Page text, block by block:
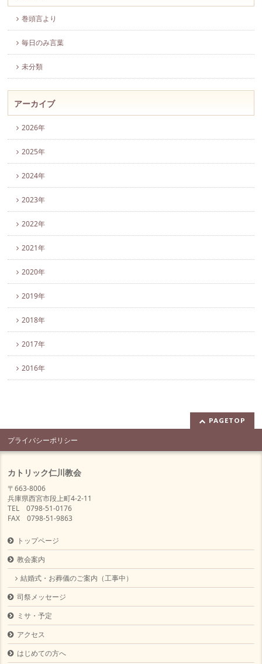
巻頭言より
毎日のみ言葉
未分類
アーカイブ
2026年
2025年
2024年
2023年
2022年
2021年
2020年
2019年
2018年
2017年
2016年
PAGETOP
プライバシーポリシー
カトリック仁川教会
〒663-8006
兵庫県西宮市段上町4-2-11
TEL 0798-51-0176
FAX 0798-51-9863
トップページ
教会案内
結婚式・お葬儀のご案内（工事中）
司祭メッセージ
ミサ・予定
アクセス
はじめての方へ